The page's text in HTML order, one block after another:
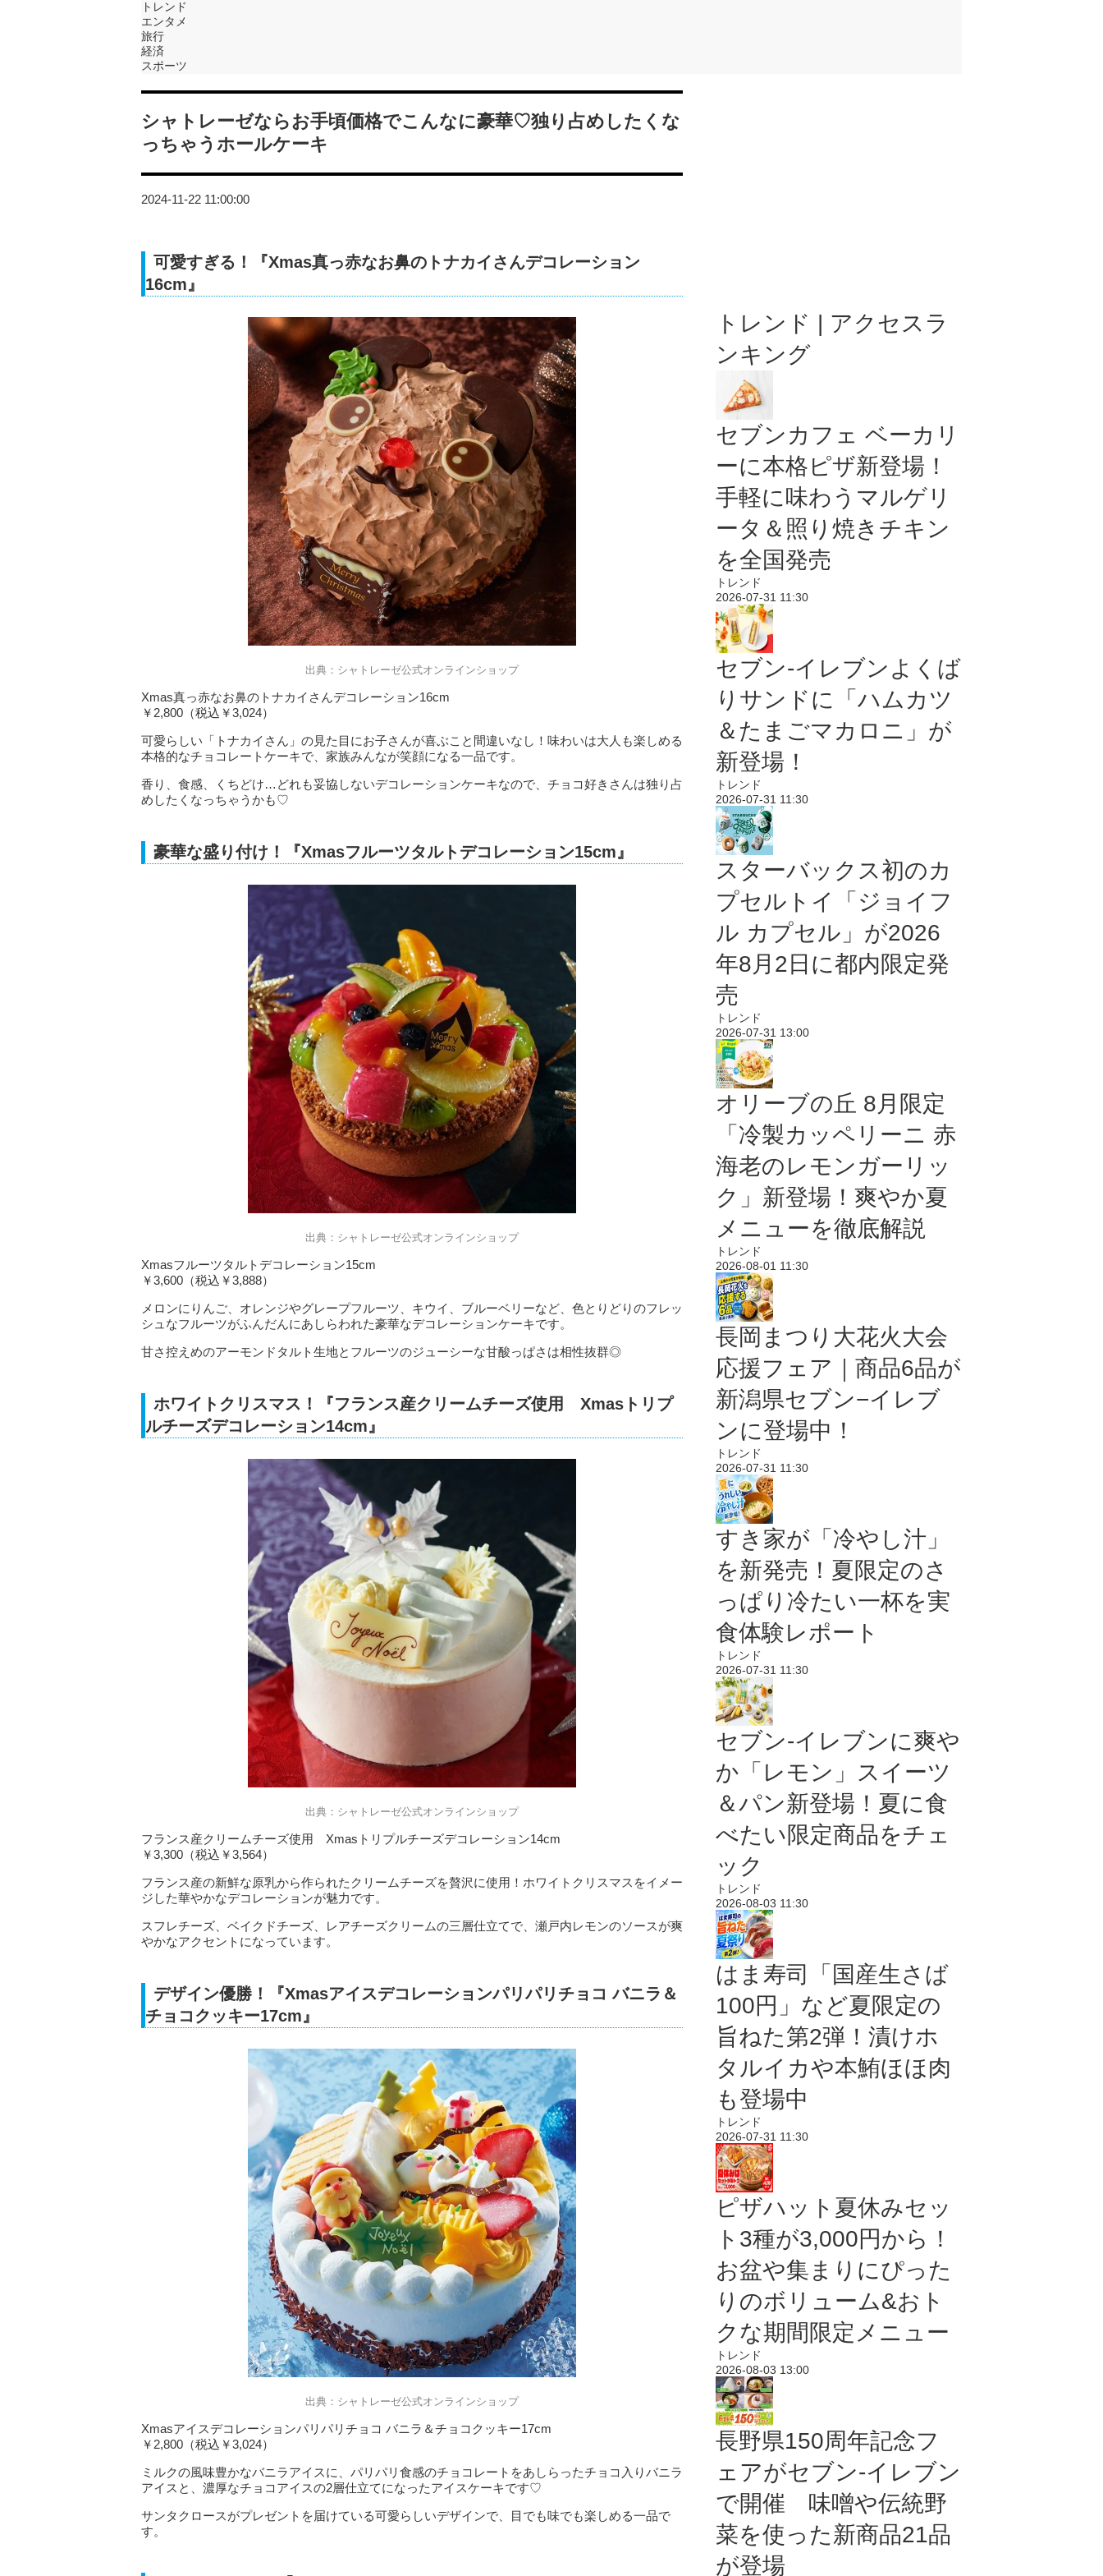
トレンド
エンタメ
旅行
経済
スポーツ
シャトレーゼならお手頃価格でこんなに豪華♡独り占めしたくな
っちゃうホールケーキ
2024-11-22 11:00:00
可愛すぎる！『Xmas真っ赤なお鼻のトナカイさんデコレーション
16cm』
出典：シャトレーゼ公式オンラインショップ
Xmas真っ赤なお鼻のトナカイさんデコレーション16cm
￥2,800（税込￥3,024）
可愛らしい「トナカイさん」の見た目にお子さんが喜ぶこと間違いなし！味わいは大人も楽しめる
本格的なチョコレートケーキで、家族みんなが笑顔になる一品です。
香り、食感、くちどけ…どれも妥協しないデコレーションケーキなので、チョコ好きさんは独り占
めしたくなっちゃうかも♡
豪華な盛り付け！『Xmasフルーツタルトデコレーション15cm』
出典：シャトレーゼ公式オンラインショップ
Xmasフルーツタルトデコレーション15cm
￥3,600（税込￥3,888）
メロンにりんご、オレンジやグレープフルーツ、キウイ、ブルーベリーなど、色とりどりのフレッ
シュなフルーツがふんだんにあしらわれた豪華なデコレーションケーキです。
甘さ控えめのアーモンドタルト生地とフルーツのジューシーな甘酸っぱさは相性抜群◎
ホワイトクリスマス！『フランス産クリームチーズ使用 Xmasトリプ
ルチーズデコレーション14cm』
出典：シャトレーゼ公式オンラインショップ
フランス産クリームチーズ使用 Xmasトリプルチーズデコレーション14cm
￥3,300（税込￥3,564）
フランス産の新鮮な原乳から作られたクリームチーズを贅沢に使用！ホワイトクリスマスをイメー
ジした華やかなデコレーションが魅力です。
スフレチーズ、ベイクドチーズ、レアチーズクリームの三層仕立てで、瀬戸内レモンのソースが爽
やかなアクセントになっています。
デザイン優勝！『Xmasアイスデコレーションパリパリチョコ バニラ＆
チョコクッキー17cm』
出典：シャトレーゼ公式オンラインショップ
Xmasアイスデコレーションパリパリチョコ バニラ＆チョコクッキー17cm
￥2,800（税込￥3,024）
ミルクの風味豊かなバニラアイスに、パリパリ食感のチョコレートをあしらったチョコ入りバニラ
アイスと、濃厚なチョコアイスの2層仕立てになったアイスケーキです♡
サンタクロースがプレゼントを届けている可愛らしいデザインで、目でも味でも楽しめる一品で
す。
トレンド | アクセスラ
ンキング
セブンカフェ ベーカリ
ーに本格ピザ新登場！
手軽に味わうマルゲリ
ータ＆照り焼きチキン
を全国発売
トレンド
2026-07-31 11:30
セブン‐イレブンよくば
りサンドに「ハムカツ
＆たまごマカロニ」が
新登場！
トレンド
2026-07-31 11:30
スターバックス初のカ
プセルトイ「ジョイフ
ル カプセル」が2026
年8月2日に都内限定発
売
トレンド
2026-07-31 13:00
オリーブの丘 8月限定
「冷製カッペリーニ 赤
海老のレモンガーリッ
ク」新登場！爽やか夏
メニューを徹底解説
トレンド
2026-08-01 11:30
長岡まつり大花火大会
応援フェア｜商品6品が
新潟県セブン−イレブ
ンに登場中！
トレンド
2026-07-31 11:30
すき家が「冷やし汁」
を新発売！夏限定のさ
っぱり冷たい一杯を実
食体験レポート
トレンド
2026-07-31 11:30
セブン‐イレブンに爽や
か「レモン」スイーツ
＆パン新登場！夏に食
べたい限定商品をチェ
ック
トレンド
2026-08-03 11:30
はま寿司「国産生さば
100円」など夏限定の
旨ねた第2弾！漬けホ
タルイカや本鮪ほほ肉
も登場中
トレンド
2026-07-31 11:30
ピザハット夏休みセッ
ト3種が3,000円から！
お盆や集まりにぴった
りのボリューム&おト
クな期間限定メニュー
トレンド
2026-08-03 13:00
長野県150周年記念フ
ェアがセブン-イレブン
で開催 味噌や伝統野
菜を使った新商品21品
が登場